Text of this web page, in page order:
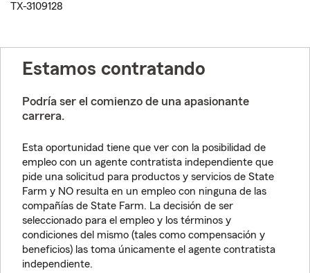
TX-3109128
Estamos contratando
Podría ser el comienzo de una apasionante
carrera.
Esta oportunidad tiene que ver con la posibilidad de
empleo con un agente contratista independiente que
pide una solicitud para productos y servicios de State
Farm y NO resulta en un empleo con ninguna de las
compañías de State Farm. La decisión de ser
seleccionado para el empleo y los términos y
condiciones del mismo (tales como compensación y
beneficios) las toma únicamente el agente contratista
independiente.